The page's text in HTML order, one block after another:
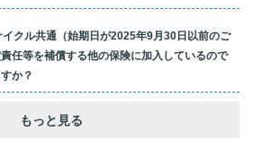
イクル共通（始期日が2025年9月30日以前のご
任等を補償する他の保険に加入しているので
か？
もっと見る